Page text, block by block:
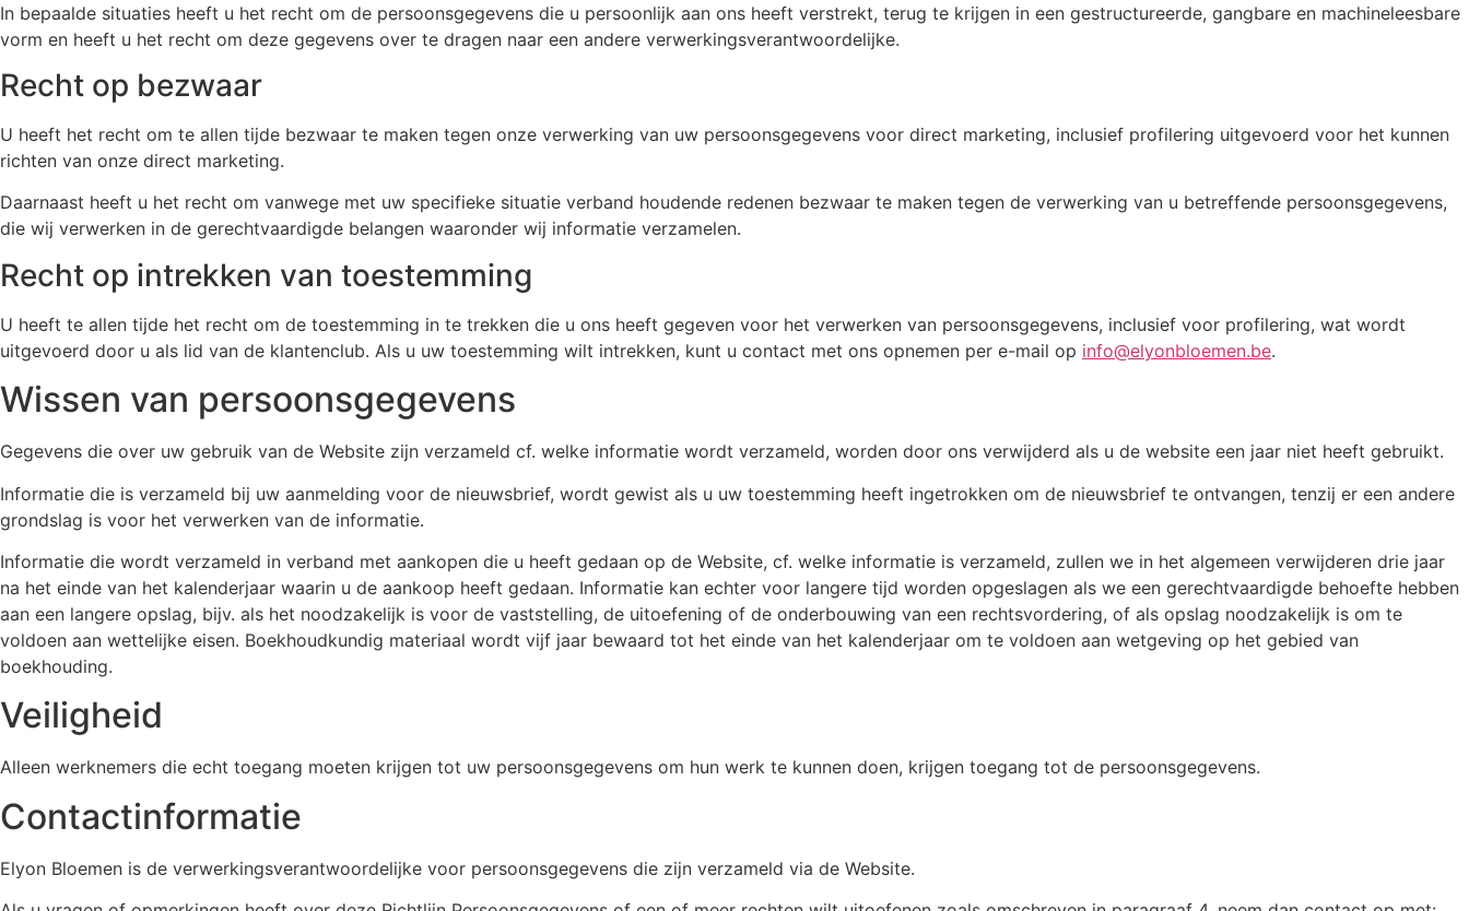
In bepaalde situaties heeft u het recht om de persoonsgegevens die u persoonlijk aan ons heeft verstrekt, terug te krijgen in een gestructureerde, gangbare en machineleesbare
vorm en heeft u het recht om deze gegevens over te dragen naar een andere verwerkingsverantwoordelijke.
Recht op bezwaar
U heeft het recht om te allen tijde bezwaar te maken tegen onze verwerking van uw persoonsgegevens voor direct marketing, inclusief profilering uitgevoerd voor het kunnen
richten van onze direct marketing.
Daarnaast heeft u het recht om vanwege met uw specifieke situatie verband houdende redenen bezwaar te maken tegen de verwerking van u betreffende persoonsgegevens,
die wij verwerken in de gerechtvaardigde belangen waaronder wij informatie verzamelen.
Recht op intrekken van toestemming
U heeft te allen tijde het recht om de toestemming in te trekken die u ons heeft gegeven voor het verwerken van persoonsgegevens, inclusief voor profilering, wat wordt
uitgevoerd door u als lid van de klantenclub. Als u uw toestemming wilt intrekken, kunt u contact met ons opnemen per e-mail op info@elyonbloemen.be.
Wissen van persoonsgegevens
Gegevens die over uw gebruik van de Website zijn verzameld cf. welke informatie wordt verzameld, worden door ons verwijderd als u de website een jaar niet heeft gebruikt.
Informatie die is verzameld bij uw aanmelding voor de nieuwsbrief, wordt gewist als u uw toestemming heeft ingetrokken om de nieuwsbrief te ontvangen, tenzij er een andere
grondslag is voor het verwerken van de informatie.
Informatie die wordt verzameld in verband met aankopen die u heeft gedaan op de Website, cf. welke informatie is verzameld, zullen we in het algemeen verwijderen drie jaar
na het einde van het kalenderjaar waarin u de aankoop heeft gedaan. Informatie kan echter voor langere tijd worden opgeslagen als we een gerechtvaardigde behoefte hebben
aan een langere opslag, bijv. als het noodzakelijk is voor de vaststelling, de uitoefening of de onderbouwing van een rechtsvordering, of als opslag noodzakelijk is om te
voldoen aan wettelijke eisen. Boekhoudkundig materiaal wordt vijf jaar bewaard tot het einde van het kalenderjaar om te voldoen aan wetgeving op het gebied van
boekhouding.
Veiligheid
Alleen werknemers die echt toegang moeten krijgen tot uw persoonsgegevens om hun werk te kunnen doen, krijgen toegang tot de persoonsgegevens.
Contactinformatie
Elyon Bloemen is de verwerkingsverantwoordelijke voor persoonsgegevens die zijn verzameld via de Website.